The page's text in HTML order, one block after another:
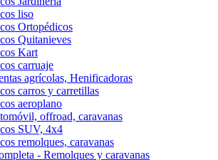
liso
Ortopédicos
Quitanieves
Kart
carruaje
agrícolas, Henificadoras
carros y carretillas
aeroplano
offroad, caravanas
SUV, 4x4
remolques, caravanas
- Remolques y caravanas